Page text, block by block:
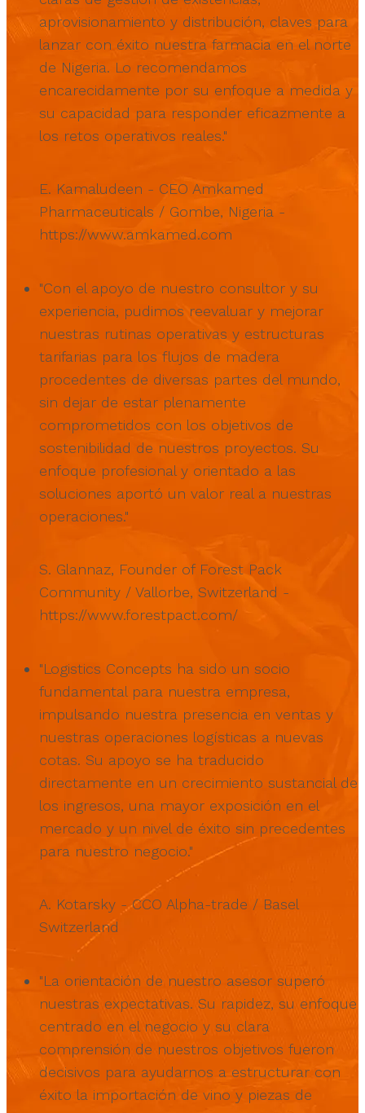
aprovisionamiento y distribución, claves para
lanzar con éxito nuestra farmacia en el norte
de Nigeria. Lo recomendamos
encarecidamente por su enfoque a medida y
su capacidad para responder eficazmente a
los retos operativos reales."
E. Kamaludeen - CEO Amkamed
Pharmaceuticals / Gombe, Nigeria -
https://www.amkamed.com
"Con el apoyo de nuestro consultor y su
experiencia, pudimos reevaluar y mejorar
nuestras rutinas operativas y estructuras
tarifarias para los flujos de madera
procedentes de diversas partes del mundo,
sin dejar de estar plenamente
comprometidos con los objetivos de
sostenibilidad de nuestros proyectos. Su
enfoque profesional y orientado a las
soluciones aportó un valor real a nuestras
operaciones."
S. Glannaz, Founder of Forest Pack
Community / Vallorbe, Switzerland -
https://www.forestpact.com/
"Logistics Concepts ha sido un socio
fundamental para nuestra empresa,
impulsando nuestra presencia en ventas y
nuestras operaciones logísticas a nuevas
cotas. Su apoyo se ha traducido
directamente en un crecimiento sustancial de
los ingresos, una mayor exposición en el
mercado y un nivel de éxito sin precedentes
para nuestro negocio."
A. Kotarsky - CCO Alpha-trade / Basel
Switzerland
"La orientación de nuestro asesor superó
nuestras expectativas. Su rapidez, su enfoque
centrado en el negocio y su clara
comprensión de nuestros objetivos fueron
decisivos para ayudarnos a estructurar con
éxito la importación de vino y piezas de